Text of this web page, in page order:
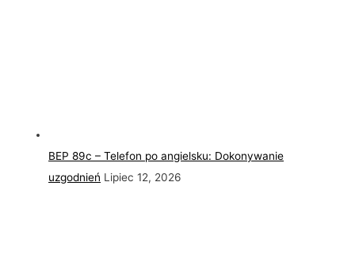
BEP 89c – Telefon po angielsku: Dokonywanie
uzgodnień Lipiec 12, 2026